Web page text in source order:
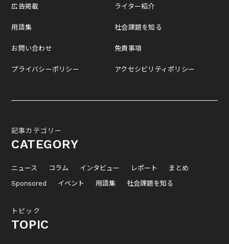
広告掲載
用語集
お問い合わせ
プライバシーポリシー
ライター紹介
社会課題を知る
免責事項
アクセシビリティポリシー
記事カテゴリー
CATEGORY
ニュース コラム インタビュー レポート
まとめ
Sponsored
イベント 用語集 社会課題を知る
トピック
TOPIC